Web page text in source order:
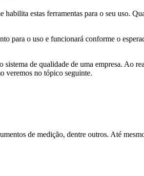
estas ferramentas para o seu uso.
para o uso e funcionará conforme o
de qualidade de uma empresa. Ao
veremos no tópico seguinte.
de medição, dentre outros. Até